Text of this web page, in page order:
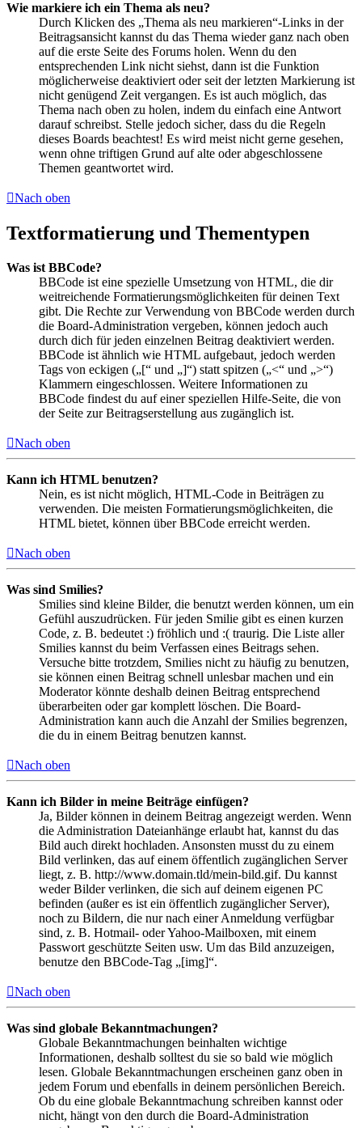
Wie markiere ich ein Thema als neu?
Durch Klicken des „Thema als neu markieren“-Links in der
Beitragsansicht kannst du das Thema wieder ganz nach oben
auf die erste Seite des Forums holen. Wenn du den
entsprechenden Link nicht siehst, dann ist die Funktion
möglicherweise deaktiviert oder seit der letzten Markierung ist
nicht genügend Zeit vergangen. Es ist auch möglich, das
Thema nach oben zu holen, indem du einfach eine Antwort
darauf schreibst. Stelle jedoch sicher, dass du die Regeln
dieses Boards beachtest! Es wird meist nicht gerne gesehen,
wenn ohne triftigen Grund auf alte oder abgeschlossene
Themen geantwortet wird.
Nach oben
Textformatierung und Thementypen
Was ist BBCode?
BBCode ist eine spezielle Umsetzung von HTML, die dir
weitreichende Formatierungsmöglichkeiten für deinen Text
gibt. Die Rechte zur Verwendung von BBCode werden durch
die Board-Administration vergeben, können jedoch auch
durch dich für jeden einzelnen Beitrag deaktiviert werden.
BBCode ist ähnlich wie HTML aufgebaut, jedoch werden
Tags von eckigen („[“ und „]“) statt spitzen („<“ und „>“)
Klammern eingeschlossen. Weitere Informationen zu
BBCode findest du auf einer speziellen Hilfe-Seite, die von
der Seite zur Beitragserstellung aus zugänglich ist.
Nach oben
Kann ich HTML benutzen?
Nein, es ist nicht möglich, HTML-Code in Beiträgen zu
verwenden. Die meisten Formatierungsmöglichkeiten, die
HTML bietet, können über BBCode erreicht werden.
Nach oben
Was sind Smilies?
Smilies sind kleine Bilder, die benutzt werden können, um ein
Gefühl auszudrücken. Für jeden Smilie gibt es einen kurzen
Code, z. B. bedeutet :) fröhlich und :( traurig. Die Liste aller
Smilies kannst du beim Verfassen eines Beitrags sehen.
Versuche bitte trotzdem, Smilies nicht zu häufig zu benutzen,
sie können einen Beitrag schnell unlesbar machen und ein
Moderator könnte deshalb deinen Beitrag entsprechend
überarbeiten oder gar komplett löschen. Die Board-
Administration kann auch die Anzahl der Smilies begrenzen,
die du in einem Beitrag benutzen kannst.
Nach oben
Kann ich Bilder in meine Beiträge einfügen?
Ja, Bilder können in deinem Beitrag angezeigt werden. Wenn
die Administration Dateianhänge erlaubt hat, kannst du das
Bild auch direkt hochladen. Ansonsten musst du zu einem
Bild verlinken, das auf einem öffentlich zugänglichen Server
liegt, z. B. http://www.domain.tld/mein-bild.gif. Du kannst
weder Bilder verlinken, die sich auf deinem eigenen PC
befinden (außer es ist ein öffentlich zugänglicher Server),
noch zu Bildern, die nur nach einer Anmeldung verfügbar
sind, z. B. Hotmail- oder Yahoo-Mailboxen, mit einem
Passwort geschützte Seiten usw. Um das Bild anzuzeigen,
benutze den BBCode-Tag „[img]“.
Nach oben
Was sind globale Bekanntmachungen?
Globale Bekanntmachungen beinhalten wichtige
Informationen, deshalb solltest du sie so bald wie möglich
lesen. Globale Bekanntmachungen erscheinen ganz oben in
jedem Forum und ebenfalls in deinem persönlichen Bereich.
Ob du eine globale Bekanntmachung schreiben kannst oder
nicht, hängt von den durch die Board-Administration